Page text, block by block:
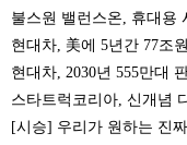
불스원 밸런스온, 휴대용
현대차, 美에 5년간 77조
현대차, 2030년 555만대
스타트럭코리아, 신개념
[시승] 우리가 원하는 진